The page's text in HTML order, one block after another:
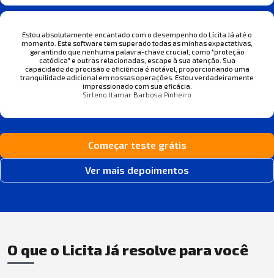
Estou absolutamente encantado com o desempenho do Lícita Já até o
momento. Este software tem superado todas as minhas expectativas,
garantindo que nenhuma palavra-chave crucial, como "proteção
catódica" e outras relacionadas, escape à sua atenção. Sua
capacidade de precisão e eficiência é notável, proporcionando uma
tranquilidade adicional em nossas operações. Estou verdadeiramente
impressionado com sua eficácia.
Sirleno Itamar Barbosa Pinheiro
Começar teste grátis
Ver mais depoimentos
O que o Licita Já resolve para você